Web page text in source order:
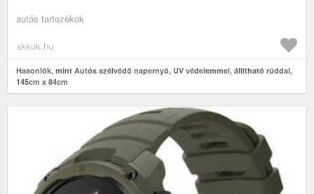
autós tartozékok
akkuk.hu
Hasonlók, mint Autós szélvédő napernyő, UV védelemmel, állítható rúddal,
145cm x 84cm